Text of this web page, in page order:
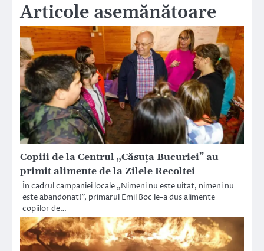
Articole asemănătoare
Copiii de la Centrul „Căsuța Bucuriei” au
primit alimente de la Zilele Recoltei
În cadrul campaniei locale „Nimeni nu este uitat, nimeni nu
este abandonat!”, primarul Emil Boc le-a dus alimente
copiilor de…